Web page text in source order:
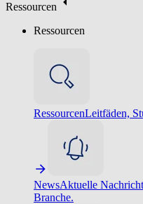
Ressourcen
Ressourcen
RessourcenLeitfäden,
NewsAktuelle
Branche.